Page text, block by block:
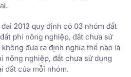
2013 quy định có 03 nhóm đất
phi nông nghiệp, đất chưa sử
đưa ra định nghĩa thế nào là
nông nghiệp, đất chưa sử dụng
đất của mỗi nhóm.